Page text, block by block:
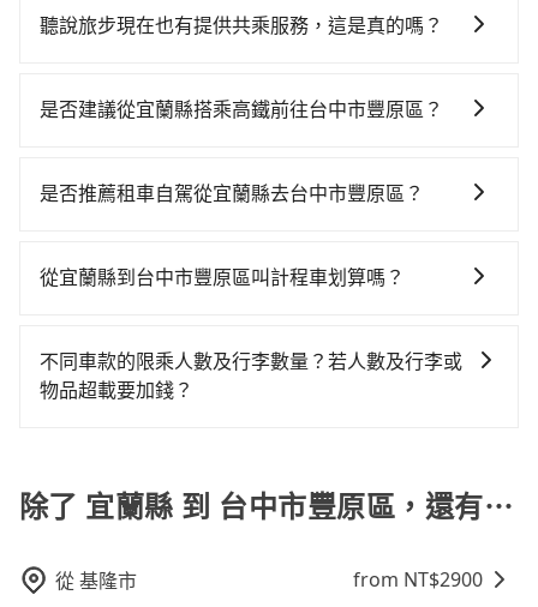
前往台中市豐原區的途中可備註加點。每個加點位置，
收取額外費用是必要的補償。
聽說旅步現在也有提供共乘服務，這是真的嗎？
保證出車的共乘服務，不用再擔心人少不成團問題，還
是否建議從宜蘭縣搭乘高鐵前往台中市豐原區？
時，且難叫計程車前往高鐵站！從最早06:15一直到
車花費約1,900元、車程約70分鐘。抵達高鐵站後，步行
站，每人票價750元，再用10分鐘出站、等待車站前排
班的計程車，搭上小黃後約花35分鐘、車費700元後，
程車僅有700多輛，計程車的密度為雙北的0.9%，換句
幸運攔到一輛小黃了，宜蘭縣少部分小黃司機不按表收
費，看乘客是外地人便漫天喊價或恣意繞路。但如果全
是否推薦租車自駕從宜蘭縣去台中市豐原區？
時不需要閉目養神（因為要自己開車），最重要的是你
$115~205承租小轎車，每公里再額外加收$3.2，從宜蘭
縣（冬山鄉）到台中市豐原區的花費預估為
能的罰單都需自付。再者，和運的iRent只提供最基本的
差的車款，如果人數超過四位，更是沒有較大的七人座
或九人座可供選擇，而且無人租車最令人詬病的就是車
從宜蘭縣到台中市豐原區叫計程車划算嗎？
灣大車隊、Uber、Line Taxi、Yoxi等，如果在路邊攔不
到車，也可考慮打電話至附近的計程車隊，如羅東呼叫
好臨時叫車，那要注意宜蘭縣僅有合法計程車約750輛，
計程車密度為雙北的0.9%，也就是說要臨時叫到小黃的
車司機不按錶計費，約有47%會採現場議價，建議最好
不同車款的限乘人數及行李數量？若人數及行李或
物品超載要加錢？
身行李與兩個30吋行李箱 五人座休旅車可乘坐四位乘
客，並可攜帶四個隨身行李與三個30吋行李箱 九人座廂
吋行李箱。 為了確保行車安全及遵守相關法規，我們不
除了 宜蘭縣 到 台中市豐原區，還有⋯
從基隆市 from NT$2900